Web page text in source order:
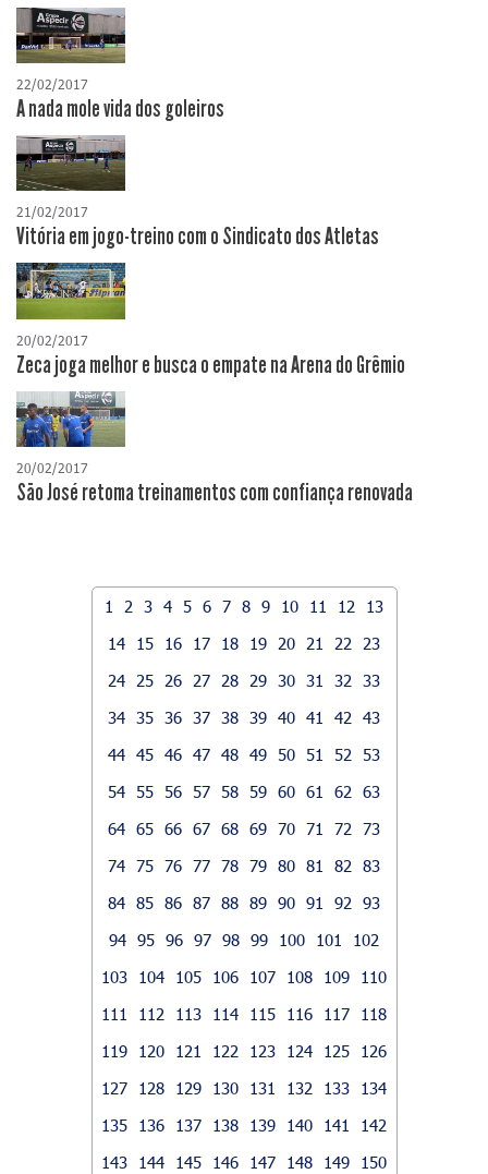
22/02/2017
A nada mole vida dos goleiros
21/02/2017
Vitória em jogo-treino com o Sindicato dos Atletas
20/02/2017
Zeca joga melhor e busca o empate na Arena do Grêmio
20/02/2017
São José retoma treinamentos com confiança renovada
1 2 3 4 5 6 7 8 9 10 11 12
13
14
15 16 17 18 19 20 21 22
23
24
25 26 27 28 29 30 31 32
33
34 35 36 37 38 39 40 41 42
43
44 45 46 47 48 49 50 51 52
53
54 55 56 57 58 59 60 61 62
63
64 65 66 67 68 69 70 71 72
73
74 75 76 77 78 79 80 81 82
83
84 85 86 87 88 89 90 91 92
93
94 95 96 97 98 99 100 101
102
103
104 105 106 107 108 109
110
111
112 113 114 115 116 117
118
119
120 121 122 123 124 125
126
127
128 129 130 131 132 133
134
135
136 137 138 139 140 141
142
143
144 145 146 147 148 149
150